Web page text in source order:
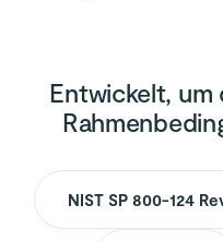
Entwickelt, um
NIST SP 800-124